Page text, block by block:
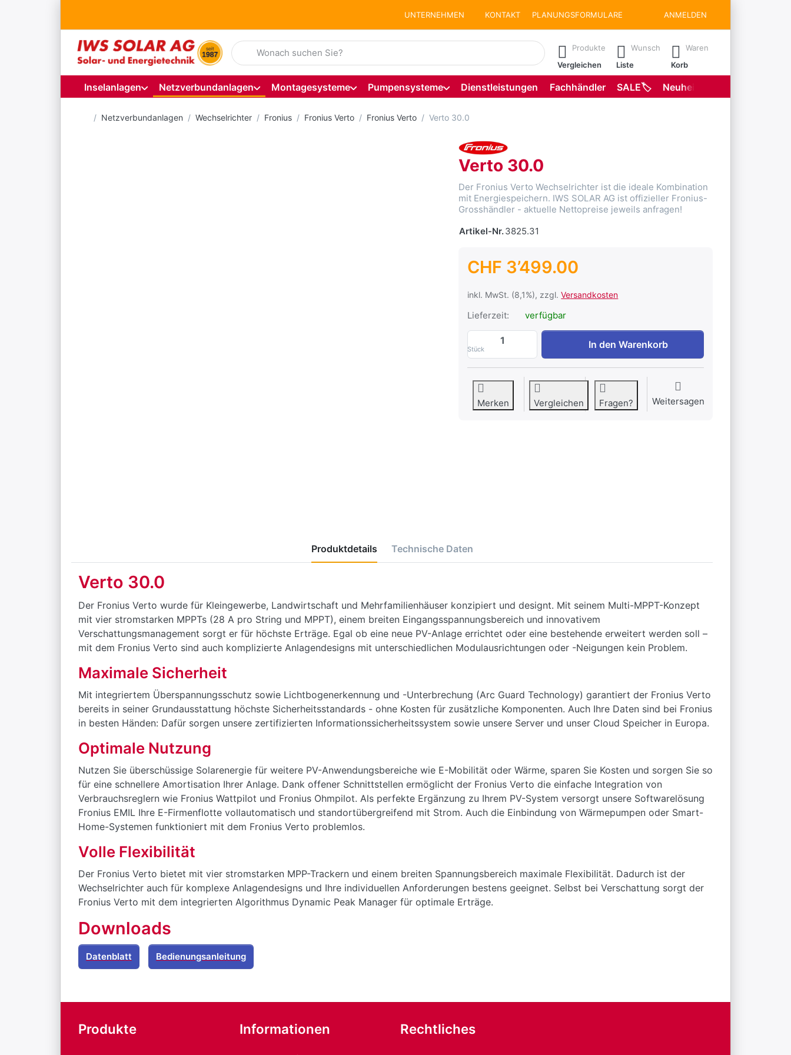
UNTERNEHMEN KONTAKT PLANUNGSFORMULARE ANMELDEN
Geben Sie einen Suchbegriff ein. Während Sie tippen, erscheinen automatisch erste Ergebnisse. Drücken Sie die Eingabetaste, um
Produkte
Vergleichen
Wunsch
Liste
Waren
Korb
Inselanlagen Netzverbundanlagen Montagesysteme Pumpensysteme Dienstleistungen Fachhändler SALE🏷️ Neuheiten
Startseite
Netzverbundanlagen Wechselrichter Fronius Fronius Verto Fronius Verto Verto 30.0
Verto 30.0
Der Fronius Verto Wechselrichter ist die ideale Kombination
mit Energiespeichern. IWS SOLAR AG ist offizieller Fronius-
Grosshändler - aktuelle Nettopreise jeweils anfragen!
Artikel-Nr.3825.31
CHF 3’499.00
inkl. MwSt. (8,1%), zzgl.Versandkosten
Lieferzeit: verfügbar
Stück
Verto 30.0 zu CHF 3’499.00, Menge 1.
In den Warenkorb
Merken Vergleichen Fragen? Weitersagen
Produktdetails Technische Daten
Verto 30.0
Der Fronius Verto wurde für Kleingewerbe, Landwirtschaft und Mehrfamilienhäuser konzipiert und designt. Mit seinem Multi-MPPT-Konzept
mit vier stromstarken MPPTs (28 A pro String und MPPT), einem breiten Eingangsspannungsbereich und innovativem
Verschattungsmanagement sorgt er für höchste Erträge. Egal ob eine neue PV-Anlage errichtet oder eine bestehende erweitert werden soll –
mit dem Fronius Verto sind auch komplizierte Anlagendesigns mit unterschiedlichen Modulausrichtungen oder -Neigungen kein Problem.
Maximale Sicherheit
Mit integriertem Überspannungsschutz sowie Lichtbogenerkennung und -Unterbrechung (Arc Guard Technology) garantiert der Fronius Verto
bereits in seiner Grundausstattung höchste Sicherheitsstandards - ohne Kosten für zusätzliche Komponenten. Auch Ihre Daten sind bei Fronius
in besten Händen: Dafür sorgen unsere zertifizierten Informationssicherheitssystem sowie unsere Server und unser Cloud Speicher in Europa.
Optimale Nutzung
Nutzen Sie überschüssige Solarenergie für weitere PV-Anwendungsbereiche wie E-Mobilität oder Wärme, sparen Sie Kosten und sorgen Sie so
für eine schnellere Amortisation Ihrer Anlage. Dank offener Schnittstellen ermöglicht der Fronius Verto die einfache Integration von
Verbrauchsreglern wie Fronius Wattpilot und Fronius Ohmpilot. Als perfekte Ergänzung zu Ihrem PV-System versorgt unsere Softwarelösung
Fronius EMIL Ihre E-Firmenflotte vollautomatisch und standortübergreifend mit Strom. Auch die Einbindung von Wärmepumpen oder Smart-
Home-Systemen funktioniert mit dem Fronius Verto problemlos.
Volle Flexibilität
Der Fronius Verto bietet mit vier stromstarken MPP-Trackern und einem breiten Spannungsbereich maximale Flexibilität. Dadurch ist der
Wechselrichter auch für komplexe Anlagendesigns und Ihre individuellen Anforderungen bestens geeignet. Selbst bei Verschattung sorgt der
Fronius Verto mit dem integrierten Algorithmus Dynamic Peak Manager für optimale Erträge.
Downloads
Datenblatt Bedienungsanleitung
Produkte Informationen Rechtliches